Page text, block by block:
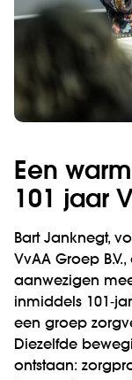
Een
101 jaar
Bart Janknegt,
VvAA Groep
aanwezigen
inmiddels
een groep
Diezelfde
ontstaan: